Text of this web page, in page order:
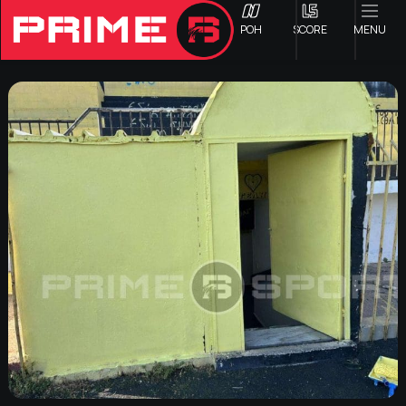
ΡΟΗ SCORE MENU
ΟΦΗ
Α2 ΕΠΣΗ
Β1 ΕΠΣΗ
Β2 ΕΠΣΗ